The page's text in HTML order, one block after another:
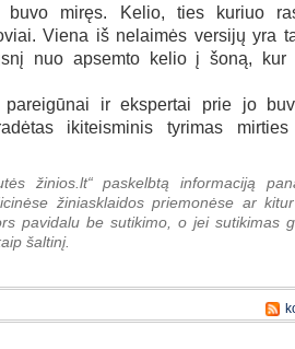
buvo miręs. Kelio, ties kuriuo
Viena iš nelaimės versijų yra
nuo apsemto kelio į šoną, kur
ir ekspertai prie jo
ikiteisminis tyrimas mirties
žinios.lt“ paskelbtą informaciją
žiniasklaidos priemonėse ar
pavidalu be sutikimo, o jei sutikimas
šaltinį.